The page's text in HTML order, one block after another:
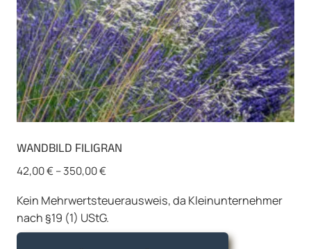
gewählt
werden
WANDBILD FILIGRAN
42,00€–350,00€
Kein Mehrwertsteuerausweis, da Kleinunternehmer
nach §19 (1) UStG.
Dieses